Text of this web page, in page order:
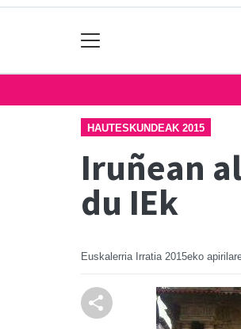
HAUTESKUNDEAK 2015
Iruñean
du IEk
Euskalerria Irratia 2015eko